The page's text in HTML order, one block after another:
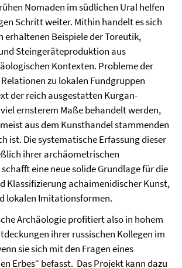
Nomaden im südlichen Ural helfen
Schritt weiter. Mithin handelt es sich
erhaltenen Beispiele der Toreutik,
Steingeräteproduktion aus
Kontexten. Probleme der
zu lokalen Fundgruppen
der reich ausgestatten Kurgan-
ernsterem Maße behandelt werden,
aus dem Kunsthandel stammenden
ist. Die systematische Erfassung dieser
ihrer archäometrischen
eine neue solide Grundlage für die
Klassifizierung achaimenidischer Kunst,
lokalen Imitationsformen.
Archäologie profitiert also in hohem
ihrer russischen Kollegen im
sie sich mit den Fragen eines
Erbes“ befasst. Das Projekt kann dazu